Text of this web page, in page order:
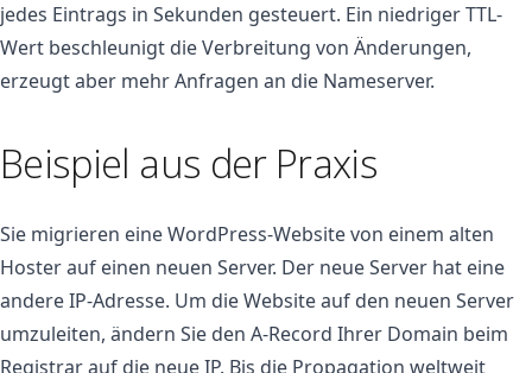
jedes Eintrags in Sekunden gesteuert. Ein niedriger TTL-
Wert beschleunigt die Verbreitung von Änderungen,
erzeugt aber mehr Anfragen an die Nameserver.
Beispiel aus der Praxis
Sie migrieren eine WordPress-Website von einem alten
Hoster auf einen neuen Server. Der neue Server hat eine
andere IP-Adresse. Um die Website auf den neuen Server
umzuleiten, ändern Sie den A-Record Ihrer Domain beim
Registrar auf die neue IP. Bis die Propagation weltweit